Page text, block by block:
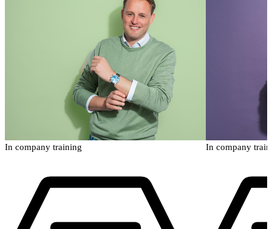
In company training In company